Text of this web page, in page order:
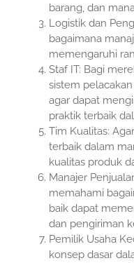
barang, dan
Logistik dan
bagaimana
memengaruhi
Staf IT: Bagi
sistem
agar dapat
praktik terbaik
Tim Kualitas:
terbaik dalam
kualitas produk
Manajer
memahami
baik dapat
dan pengiriman
Pemilik Usaha
konsep dasar